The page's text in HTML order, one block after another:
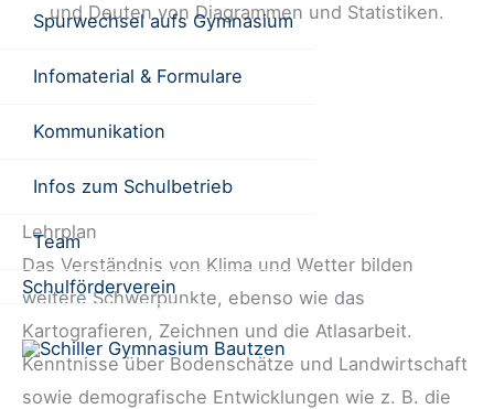
Spurwechsel aufs Gymnasium
Infomaterial & Formulare
Kommunikation
Infos zum Schulbetrieb
Team
Schulförderverein
und Deuten von Diagrammen und Statistiken.
Lehrplan
Das Verständnis von Klima und Wetter bilden
weitere Schwerpunkte, ebenso wie das
Kartografieren, Zeichnen und die Atlasarbeit.
Kenntnisse über Bodenschätze und Landwirtschaft
sowie demografische Entwicklungen wie z. B. die